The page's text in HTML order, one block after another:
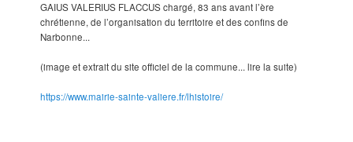
GAIUS VALERIUS FLACCUS chargé, 83 ans avant l’ère
chrétienne, de l’organisation du territoire et des confins de
Narbonne...
(image et extrait du site officiel de la commune... lire la suite)
https://www.mairie-sainte-valiere.fr/lhistoire/